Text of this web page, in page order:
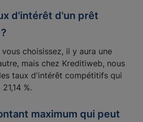
d'intérêt d'un prêt
choisissez, il y aura une
mais chez Kreditiweb, nous
taux d'intérêt compétitifs qui
%.
maximum qui peut